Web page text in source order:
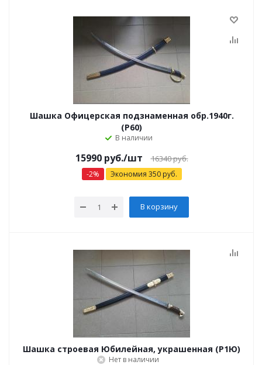
Шашка Офицерская подзнаменная обр.1940г.
(Р60)
В наличии
15990 руб./шт 16340 руб.
-2% Экономия 350руб.
В корзину
Шашка строевая Юбилейная, украшенная (Р1Ю)
Нет в наличии